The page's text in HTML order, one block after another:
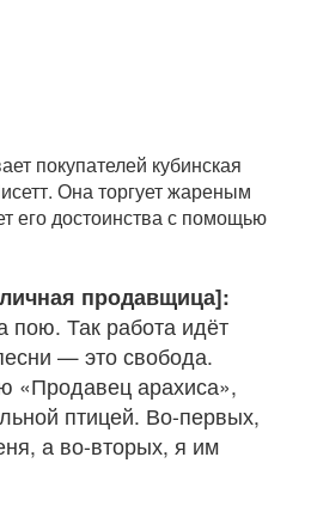
покупателей кубинская
Она торгует жареным
его достоинства с помощью
продавщица]:
пою. Так работа идёт
— это свобода.
«Продавец арахиса»,
птицей. Во-первых,
а во-вторых, я им